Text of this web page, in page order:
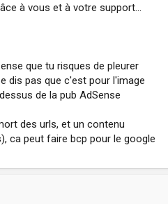
à vous et à votre support...
que tu risques de pleurer
dis pas que c'est pour l'image
de la pub AdSense
des urls, et un contenu
ca peut faire bcp pour le google